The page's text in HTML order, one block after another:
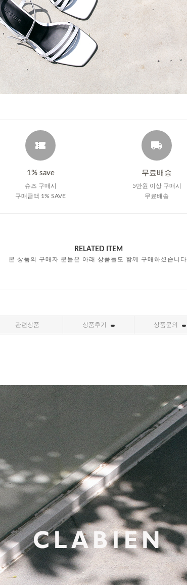
1% save
슈즈 구매시
구매금액 1% SAVE
무료배송
5만원 이상 구매시
무료배송
RELATED ITEM
본 상품의 구매자 분들은 아래 상품들도 함께 구매하셨습니다.
관련상품 상품후기 상품문의